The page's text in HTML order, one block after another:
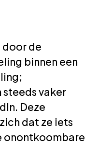
door de
binnen een
steeds vaker
Deze
dat ze iets
onontkoombare